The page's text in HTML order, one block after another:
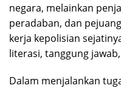
negara, melainkan
peradaban, dan
kerja kepolisian
literasi, tanggung
Dalam menjalankan